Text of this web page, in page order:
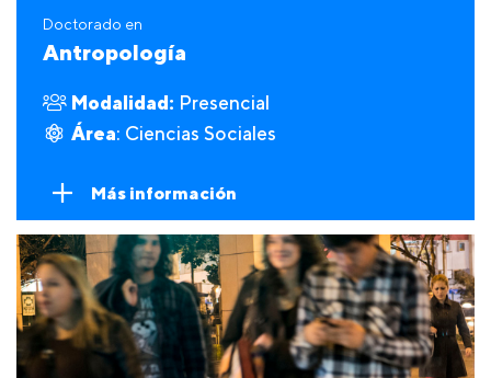
Doctorado en
Antropología
Modalidad: Presencial
Área: Ciencias Sociales
Más información